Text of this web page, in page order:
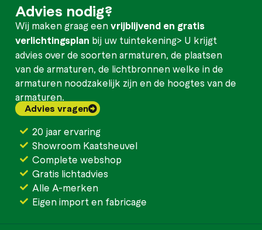
Advies nodig?
Wij maken graag eenvrijblijvend en gratis
verlichtingsplan bij uw tuintekening> U krijgt
advies over de soorten armaturen, de plaatsen
van de armaturen, de lichtbronnen welke in de
armaturen noodzakelijk zijn en de hoogtes van de
armaturen.
Advies vragen
20 jaar ervaring
Showroom Kaatsheuvel
Complete webshop
Gratis lichtadvies
Alle A-merken
Eigen import en fabricage